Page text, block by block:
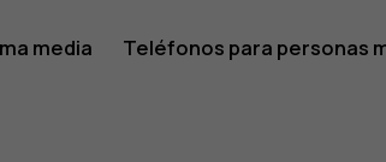
media Teléfonos para personas